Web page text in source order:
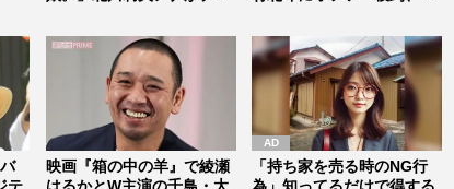
テ
映画『箱の中の羊』で綾瀬
はるかとW主演の千鳥・大
「持ち家を売る時のNG行
為」知ってるだけで得する